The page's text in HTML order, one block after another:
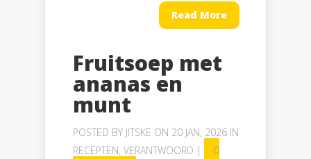
Read More
Fruitsoep met
ananas en
munt
POSTED BY JITSKE ON 20 JAN, 2026 IN
RECEPTEN, VERANTWOORD | 0